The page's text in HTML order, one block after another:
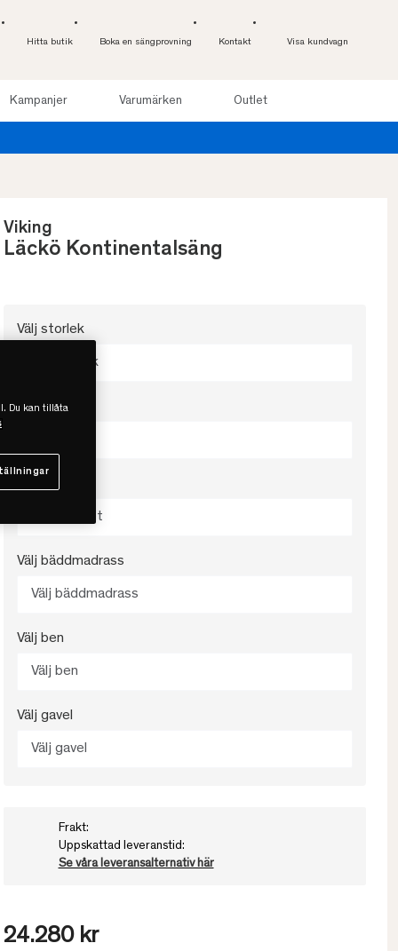
Hitta butik Boka en sängprovning Kontakt Visa kundvagn
Kampanjer Varumärken Outlet
Läs mer
Viking
Läckö Kontinentalsäng
Välj storlek
Välj storlek
Välj färg
Välj fasthet
Välj bäddmadrass
Välj bäddmadrass
Välj ben
Välj ben
Välj gavel
Välj gavel
Frakt:
Uppskattad leveranstid:
Se våra leveransalternativ här
24.280 kr
Du kan tillåta